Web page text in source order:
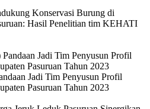
Konservasi Burung di
Hasil Penelitian tim KEHATI
Jadi Tim Penyusun Profil
Pasuruan Tahun 2023